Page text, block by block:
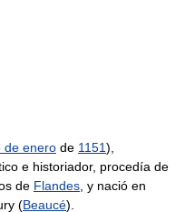
de enero de 1151),
e historiador, procedía de
de Flandes, y nació en
(Beaucé).